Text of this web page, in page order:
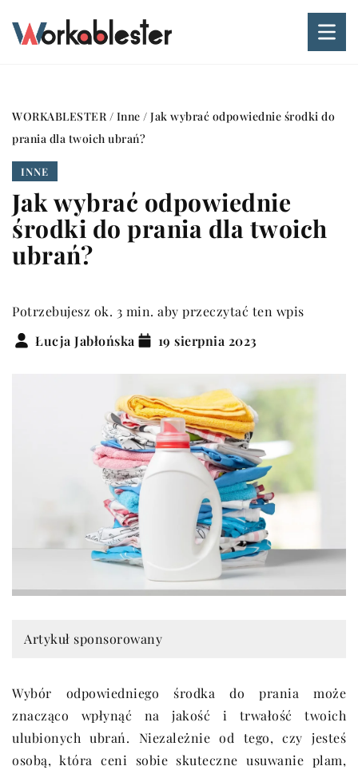
WORKABLESTER/ Inne / Jak wybrać odpowiednie środki do
prania dla twoich ubrań?
INNE
Jak wybrać odpowiednie
środki do prania dla twoich
ubrań?
Potrzebujesz ok. 3 min. aby przeczytać ten wpis
Łucja Jabłońska
19 sierpnia 2023
Artykuł sponsorowany
Wybór odpowiedniego środka do prania może
znacząco wpłynąć na jakość i trwałość twoich
ulubionych ubrań. Niezależnie od tego, czy jesteś
osobą, która ceni sobie skuteczne usuwanie plam,